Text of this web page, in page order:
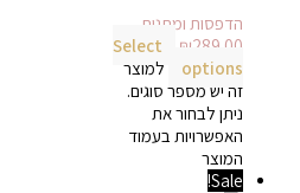
הדפסות ומתנות
₪289.00
Select
options
למוצר
זה יש מספר סוגים.
ניתן לבחור את
האפשרויות בעמוד
המוצר
Sale!